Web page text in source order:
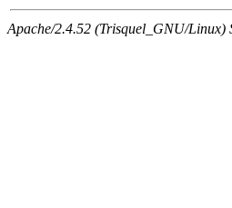
Apache/2.4.52 (Trisquel_GNU/Linux)